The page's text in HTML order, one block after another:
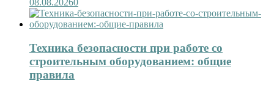
08.08.20260
Техника безопасности при работе со
строительным оборудованием: общие
правила